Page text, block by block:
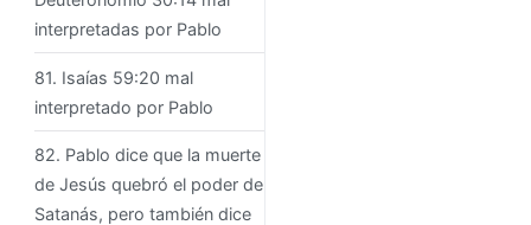
interpretadas por Pablo
81. Isaías 59:20 mal
interpretado por Pablo
82. Pablo dice que la muerte
de Jesús quebró el poder de
Satanás, pero también dice